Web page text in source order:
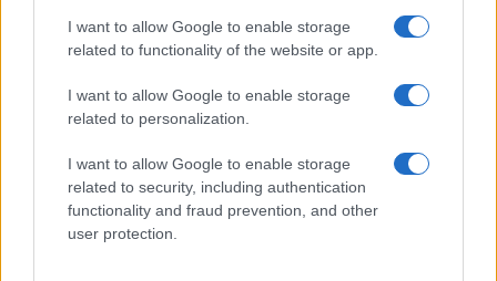
I want to allow Google to enable storage
related to functionality of the website or app.
I want to allow Google to enable storage
related to personalization.
I want to allow Google to enable storage
related to security, including authentication
functionality and fraud prevention, and other
user protection.
Retention nel settore finanziario: soluzioni per
fidelizzare i professionisti nel 2026
Ilaria Galli · 7 Ago 2026